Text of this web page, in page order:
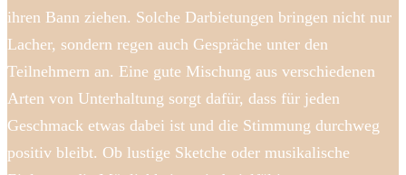
ihren Bann ziehen. Solche Darbietungen bringen nicht nur
Lacher, sondern regen auch Gespräche unter den
Teilnehmern an. Eine gute Mischung aus verschiedenen
Arten von Unterhaltung sorgt dafür, dass für jeden
Geschmack etwas dabei ist und die Stimmung durchweg
positiv bleibt. Ob lustige Sketche oder musikalische